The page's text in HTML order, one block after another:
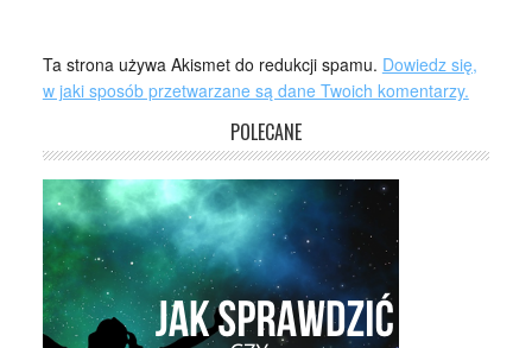
Ta strona używa Akismet do redukcji spamu. Dowiedz się,
w jaki sposób przetwarzane są dane Twoich komentarzy.
POLECANE